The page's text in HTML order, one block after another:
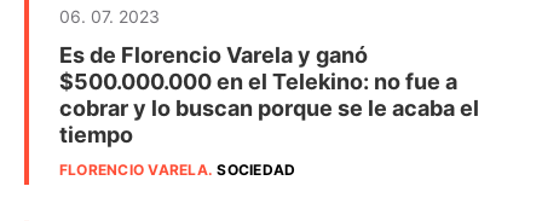
06. 07. 2023
Es de Florencio Varela y ganó
$500.000.000 en el Telekino: no fue a
cobrar y lo buscan porque se le acaba el
tiempo
FLORENCIO VARELA.SOCIEDAD